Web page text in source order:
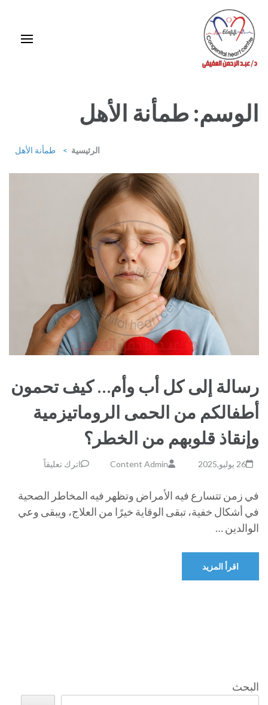
المحتوى
(اضغط
Enter)
الوسم:طمأنة الأهل
الرئيسية > طمأنة الأهل
رسالة إلى كل أب وأم… كيف تحمون
أطفالكم من الحمى الروماتيزمية
وإنقاذ قلوبهم من الخطر؟
26 يوليو,2025 Content Admin اترك تعليقاً
في زمن تتسارع فيه الأمراض وتظهر فيه المخاطر الصحية
في أشكال خفية، تبقى الوقاية خيرًا من العلاج، ويبقى وعي
الوالدين …
اقرأ المزيد
البحث